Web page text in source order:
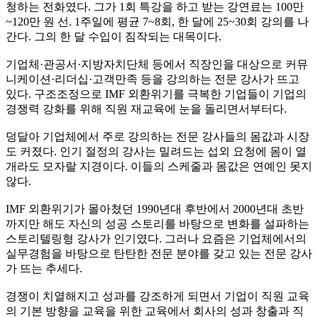
청하는 전화였다. 그가 1회 특강을 하고 받는 강연료는 100만
~120만 원 선. 1주일에 평균 7~8회, 한 달에 25~30회 강의를 나
간다. 그의 한 달 수입이 짐작되는 대목이다.
기업체·관공서·지방자치단체 등에서 직장인을 대상으로 커뮤
니케이션·리더십·고객만족 등을 강의하는 전문 강사가 뜨고
있다. 구조조정으로 IMF 외환위기를 극복한 기업들이 기업의
경쟁력 강화를 위해 직원 재교육에 눈을 돌리면서부터다.
덩달아 기업체에서 주로 강의하는 전문 강사들의 몸값과 시장
도 커졌다. 인기 절정의 강사는 밀려드는 섭외 요청에 몸이 열
개라도 모자랄 지경이다. 이들의 스케줄과 몸값은 연예인 못지
않다.
IMF 외환위기가 몰아쳤던 1990년대 후반에서 2000년대 초반
까지만 해도 자신의 성공 스토리를 바탕으로 변화를 설파하는
스토리텔링형 강사가 인기였다. 그러나 요즘은 기업체에서의
실무경험을 바탕으로 탄탄한 전문 분야를 갖고 있는 전문 강사
가 뜨는 추세다.
경쟁이 치열해지고 성과를 강조하게 되면서 기업이 직원 교육
의 기본 방향을 교육을 위한 교육에서 회사의 성과 창출과 직